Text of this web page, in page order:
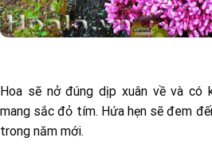
Hoa sẽ nở đúng dịp xuân về và có
mang sắc đỏ tím. Hứa hẹn sẽ đem
trong năm mới.